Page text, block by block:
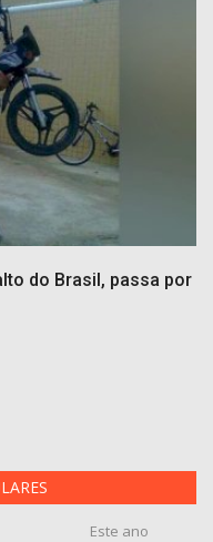
do Brasil, passa por
Este ano